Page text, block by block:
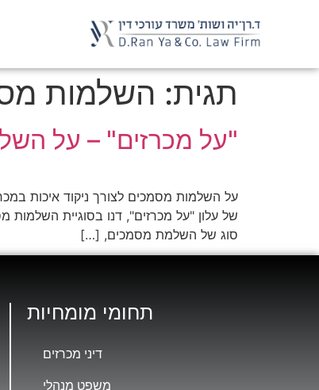
תגית: השלמות
"על מכרזים" – על
של עלון "על מכרזים", דנו בסוגיית
סוג של השלמת מסמכים, […]
תחומי מומחיות
דיני מכרזים
משפט מנהלי